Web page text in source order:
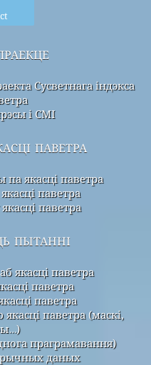
Сусветнага індэкса
і СМІ
паветра
па якасці паветра
паветра
паветра
пытанні
якасці паветра
паветра
паветра
паветра (маскі,
праграмавання)
даных